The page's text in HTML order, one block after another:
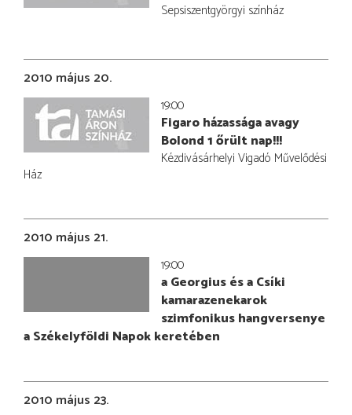
Sepsiszentgyörgyi színház
2010 május 20.
19:00
Figaro házassága avagy
Bolond 1 őrült nap!!!
Kézdivásárhelyi Vigadó Művelődési
Ház
2010 május 21.
19:00
a Georgius és a Csíki
kamarazenekarok
szimfonikus hangversenye
a Székelyföldi Napok keretében
2010 május 23.